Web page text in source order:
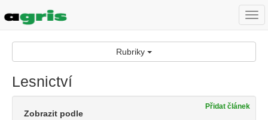
Rubriky
Lesnictví
Přidat článek
Zobrazit podle